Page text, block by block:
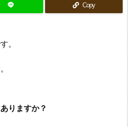
Copy
。
りますか？